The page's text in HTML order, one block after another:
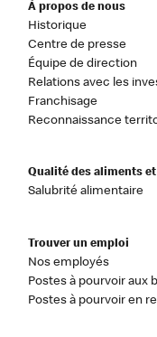
À propos de nous
Historique
Centre de presse
Équipe de direction
Relations avec les
Franchisage
Reconnaissance
Qualité des aliments
Salubrité alimentaire
Trouver un emploi
Nos employés
Postes à pourvoir aux
Postes à pourvoir en